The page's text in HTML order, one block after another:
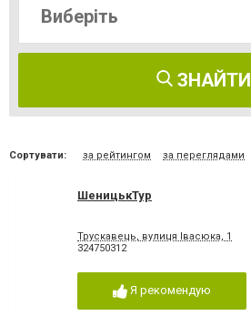
ЗНАЙТИ
Сортувати: за рейтингом за переглядами
ШеницькТур
Трускавець, вулиця Івасюка, 1
324750312
Я рекомендую